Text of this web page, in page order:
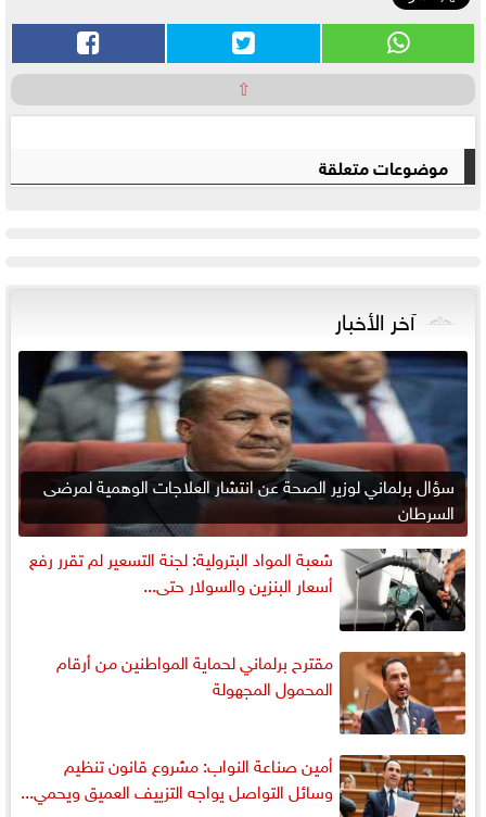
⇧
موضوعات متعلقة
آخر الأخبار
سؤال برلماني لوزير الصحة عن انتشار العلاجات الوهمية لمرضى
السرطان
شعبة المواد البترولية: لجنة التسعير لم تقرر رفع
أسعار البنزين والسولار حتى...
مقترح برلماني لحماية المواطنين من أرقام
المحمول المجهولة
أمين صناعة النواب: مشروع قانون تنظيم
وسائل التواصل يواجه التزييف العميق ويحمي...